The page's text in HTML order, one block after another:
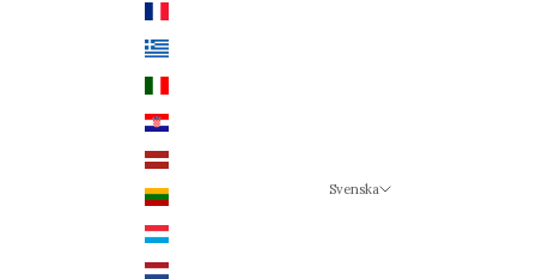
Svenska